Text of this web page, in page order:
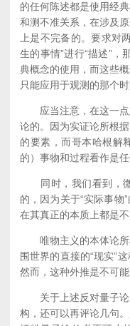
的任何陈述都是使用经
和测不准关系，在涉及
上是不完备的。要求对
生的事情”进行“描述”，
典概念的使用，而这些
只能应用于观测的那个时
应当注意，在这一点
论的。因为实证论所根
的要素，而哥本哈根解
的）事物和过程看作是
同时，我们看到，微
的，因为关于“实际事
在其真正的本质上都是不
唯物主义的本体论所
围世界的直接的“现实”
然而，这种外推是不可能
关于上述反对量子论
构，还可以再评论几句